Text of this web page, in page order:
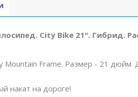
City Bike 21". Гибрид.
Frame. Размер - 21 дюйм.
накат на дороге!